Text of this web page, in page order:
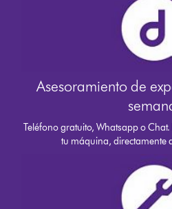
Asesoramiento de
Teléfono gratuito, Whatsapp o
tu máquina, directamente